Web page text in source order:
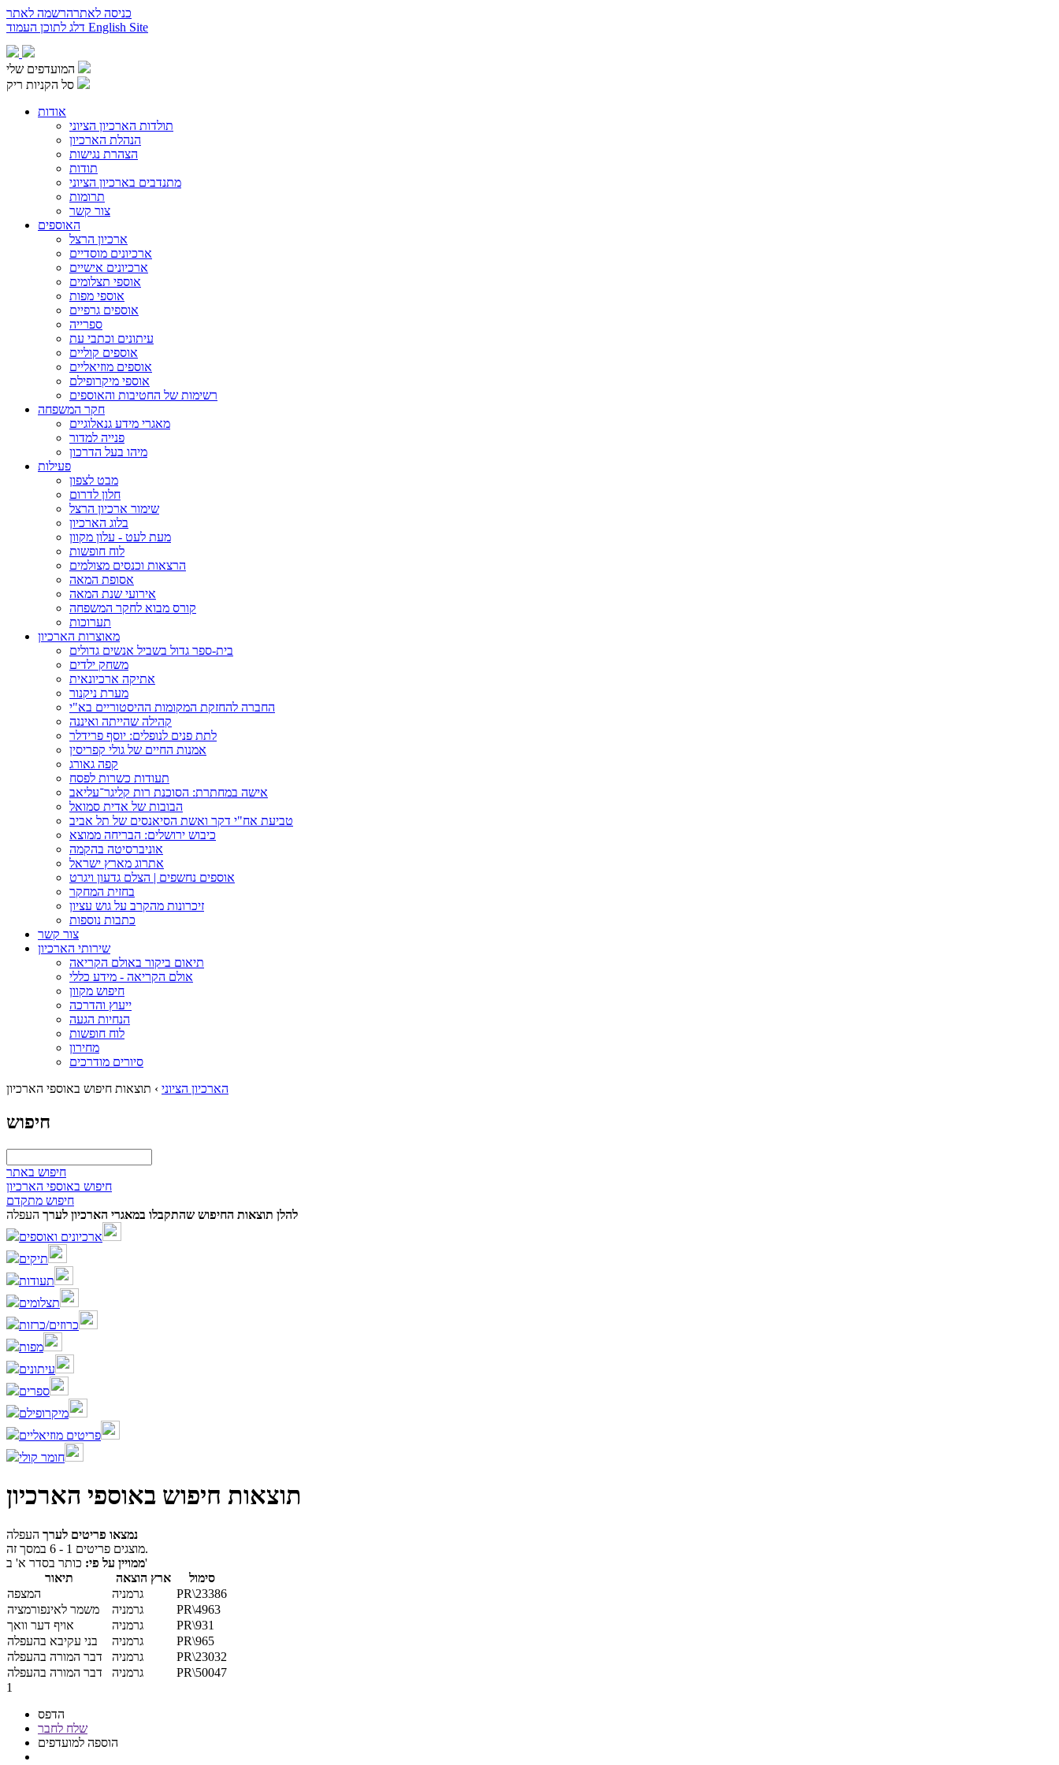
כניסה לאתרהרשמה לאתר
English Site
המועדפים שלי
סל הקניות ריק
אודות
תולדות הארכיון הציוני
הנהלת הארכיון
הצהרת נגישות
תודות
מתנדבים בארכיון הציוני
תרומות
צור קשר
האוספים
ארכיון הרצל
ארכיונים מוסדיים
ארכיונים אישיים
אוספי תצלומים
אוספי מפות
אוספים גרפיים
ספרייה
עיתונים וכתבי עת
אוספים קוליים
אוספים מוזיאליים
אוספי מיקרופילם
רשימות של החטיבות והאוספים
חקר המשפחה
מאגרי מידע גנאלוגיים
פנייה למדור
מיהו בעל הדרכון
פעילות
מבט לצפון
חלון לדרום
שימור ארכיון הרצל
בלוג הארכיון
מעת לעט - עלון מקוון
לוח חופשות
הרצאות וכנסים מצולמים
אסופת המאה
אירועי שנת המאה
קורס מבוא לחקר המשפחה
תערוכות
מאוצרות הארכיון
בית-ספר גדול בשביל אנשים גדולים
משחק ילדים
אתיקה ארכיונאית
מערת ניקנור
החברה להחזקת המקומות ההיסטוריים בא"י
קהילה שהייתה ואיננה
לתת פנים לנופלים: יוסף פרידלר
אמנות החיים של גולי קפריסין
קפה גאורג
תעודות כשרות לפסח
אישה במחתרת: הסוכנת רות קליגר־עליאב
הבובות של אדית סמואל
טביעת אח"י דקר ואשת הסיאנסים של תל אביב
כיבוש ירושלים: הבריחה ממוצא
אוניברסיטה בהקמה
אתרוג מארץ ישראל
אוספים נחשפים | הצלם גדעון ויגרט
בחזית המחקר
זיכרונות מהקרב על גוש עציון
כתבות נוספות
צור קשר
שירותי הארכיון
תיאום ביקור באולם הקריאה
אולם הקריאה - מידע כללי
חיפוש מקוון
ייעוץ והדרכה
הנחיות הגעה
לוח חופשות
מחירון
סיורים מודרכים
הארכיון הציוני › תוצאות חיפוש באוספי הארכיון
חיפוש
חיפוש באתר
חיפוש באוספי הארכיון
חיפוש מתקדם
להלן תוצאות החיפוש שהתקבלו במאגרי הארכיון לערך העפלה
ארכיונים ואוספים
תיקים
תעודות
תצלומים
כרוזים/כרזות
מפות
עיתונים
ספרים
מיקרופילם
פריטים מוזיאליים
חומר קולי
תוצאות חיפוש באוספי הארכיון
נמצאו פריטים לערך העפלה
מוצגים פריטים 1 - 6 במסך זה.
ממויין על פי:כותר בסדר א' ב'
תיאור
ארץ הוצאה
סימול
המצפה
גרמניה
PR\23386
משמר לאינפורמציה
גרמניה
PR\4963
אויף דער וואך
גרמניה
PR\931
בני עקיבא בהעפלה
גרמניה
PR\965
דבר המורה בהעפלה
גרמניה
PR\23032
דבר המורה בהעפלה
גרמניה
PR\50047
1
הדפס
שלח לחבר
הוספה למועדפים